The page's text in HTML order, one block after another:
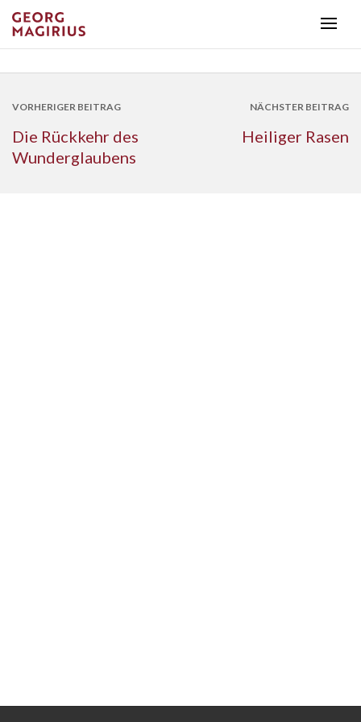
VORHERIGER BEITRAG
Die Rückkehr des
Wunderglaubens
NÄCHSTER BEITRAG
Heiliger Rasen